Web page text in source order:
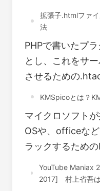
拡張子.htmlファ
法
PHPで書いたプ
とし、これをサ
させるための
KMSpicoとは？
マイクロソフト
OSや、officeな
ラックするため
YouTube Maniax
2017] 村上省吾